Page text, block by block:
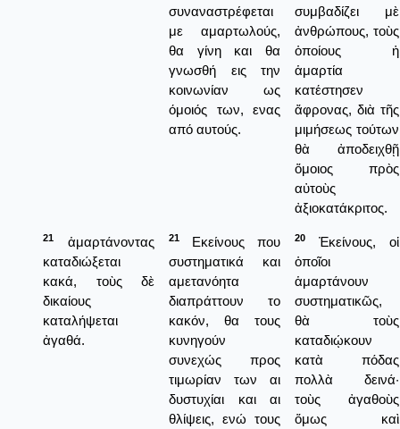
συναναστρέφεται
με αμαρτωλούς,
θα γίνη και θα
γνωσθή εις την
κοινωνίαν ως
όμοιός των, ενας
από αυτούς.
συμβαδίζει μὲ
ἀνθρώπους, τοὺς
ὁποίους ἡ
ἁμαρτία
κατέστησεν
ἄφρονας, διὰ τῆς
μιμήσεως τούτων
θὰ ἀποδειχθῇ
ὅμοιος πρὸς
αὐτοὺς
ἀξιοκατάκριτος.
21
ἁμαρτάνοντας
καταδιώξεται
κακά, τοὺς δὲ
δικαίους
καταλήψεται
ἀγαθά.
21
Εκείνους που
συστηματικά και
αμετανόητα
διαπράττουν το
κακόν, θα τους
κυνηγούν
συνεχώς προς
τιμωρίαν των αι
δυστυχίαι και αι
θλίψεις, ενώ τους
20
Ἐκείνους, οἱ
ὁποῖοι
ἁμαρτάνουν
συστηματικῶς,
θὰ τοὺς
καταδιῴκουν
κατὰ πόδας
πολλὰ δεινά·
τοὺς ἀγαθοὺς
ὅμως καὶ